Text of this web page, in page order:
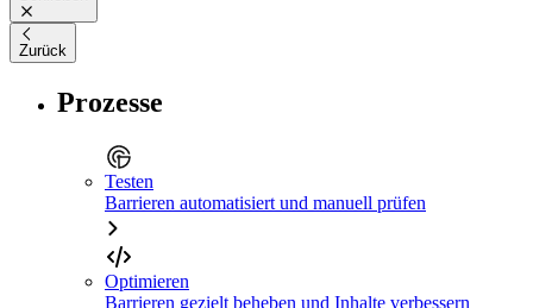
Zurück
Prozesse
Testen
Barrieren automatisiert und manuell prüfen
Optimieren
Barrieren gezielt beheben und Inhalte verbessern